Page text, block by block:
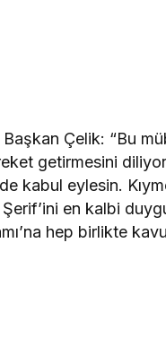
Çelik: “Bu
getirmesini
kabul eylesin.
en kalbi
hep birlikte